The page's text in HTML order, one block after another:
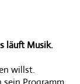
läuft Musik.
willst.